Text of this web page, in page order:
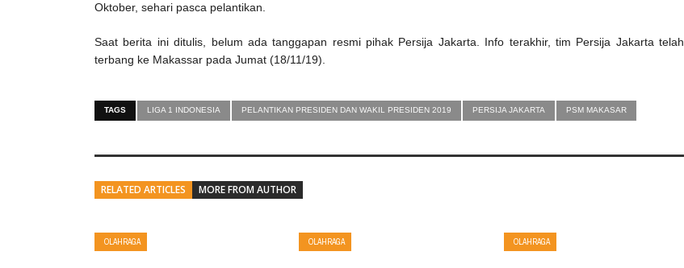
Oktober, sehari pasca pelantikan.
Saat berita ini ditulis, belum ada tanggapan resmi pihak Persija Jakarta. Info terakhir, tim Persija Jakarta telah
terbang ke Makassar pada Jumat (18/11/19).
TAGS LIGA 1 INDONESIA PELANTIKAN PRESIDEN DAN WAKIL PRESIDEN 2019 PERSIJA JAKARTA PSM MAKASAR
RELATED ARTICLES MORE FROM AUTHOR
OLAHRAGA OLAHRAGA OLAHRAGA